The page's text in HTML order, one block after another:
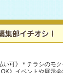
い可》＊チラシのモク
OK》イベントや展示